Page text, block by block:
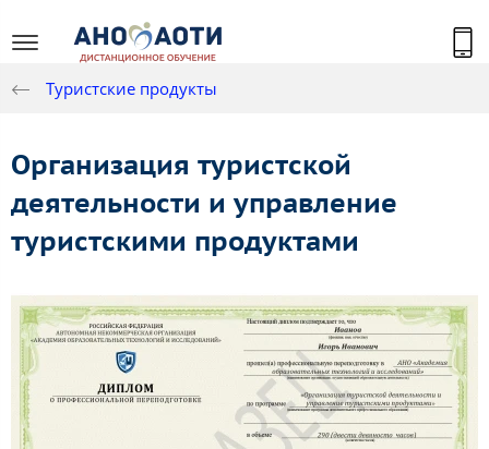
Туристские продукты
Организация туристской
деятельности и управление
туристскими продуктами